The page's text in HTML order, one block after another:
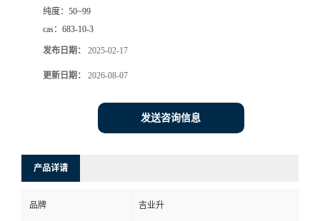
纯度： 50~99
cas： 683-10-3
发布日期： 2025-02-17
更新日期： 2026-08-07
发送咨询信息
产品详请
品牌 吉业升